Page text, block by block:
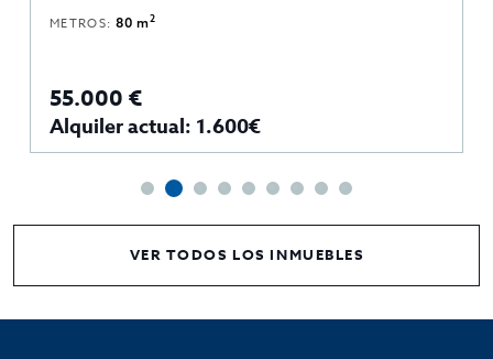
METROS:80 m2
55.000 €
Alquiler actual: 1.600€
VER TODOS LOS INMUEBLES